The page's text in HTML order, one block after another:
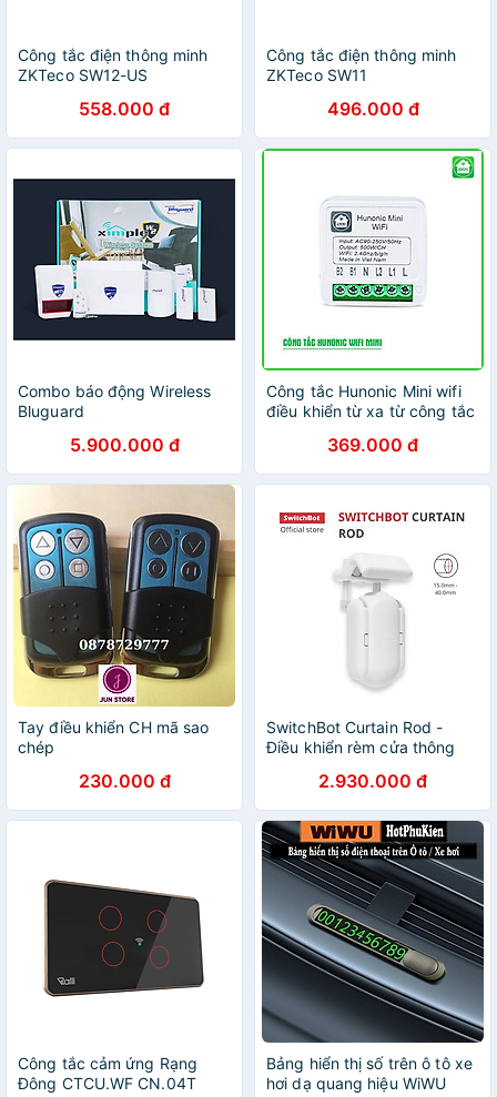
Công tắc điện thông minh
ZKTeco SW12-US
558.000 đ
Công tắc điện thông minh
ZKTeco SW11
496.000 đ
Combo báo động Wireless
Bluguard
5.900.000 đ
Công tắc Hunonic Mini wifi
điều khiển từ xa từ công tắc
thông minh369.000 đ
Tay điều khiển CH mã sao
chép
230.000 đ
SwitchBot Curtain Rod -
Điều khiển rèm cửa thông
Hàng chính hãng
2.930.000 đ
Công tắc cảm ứng Rạng
Đông CTCU.WF CN.04T
Bảng hiển thị số trên ô tô xe
hơi dạ quang hiệu WiWU